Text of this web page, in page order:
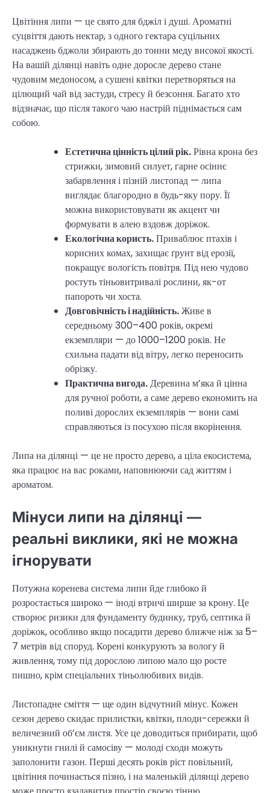
Цвітіння липи — це свято для бджіл і душі. Ароматні
суцвіття дають нектар, з одного гектара суцільних
насаджень бджоли збирають до тонни меду високої якості.
На вашій ділянці навіть одне доросле дерево стане
чудовим медоносом, а сушені квітки перетворяться на
цілющий чай від застуди, стресу й безсоння. Багато хто
відзначає, що після такого чаю настрій піднімається сам
собою.
Естетична цінність цілий рік.Рівна крона без
стрижки, зимовий силует, гарне осіннє
забарвлення і пізній листопад — липа
виглядає благородно в будь-яку пору. Її
можна використовувати як акцент чи
формувати в алею вздовж доріжок.
Екологічна користь.Приваблює птахів і
корисних комах, захищає ґрунт від ерозії,
покращує вологість повітря. Під нею чудово
ростуть тіньовитривалі рослини, як-от
папороть чи хоста.
Довговічність і надійність.Живе в
середньому 300–400 років, окремі
екземпляри — до 1000–1200 років. Не
схильна падати від вітру, легко переносить
обрізку.
Практична вигода.Деревина м’яка й цінна
для ручної роботи, а саме дерево економить на
поливі дорослих екземплярів — вони самі
справляються із посухою після вкорінення.
Липа на ділянці — це не просто дерево, а ціла екосистема,
яка працює на вас роками, наповнюючи сад життям і
ароматом.
Мінуси липи на ділянці —
реальні виклики, які не можна
ігнорувати
Потужна коренева система липи йде глибоко й
розростається широко — іноді втричі ширше за крону. Це
створює ризики для фундаменту будинку, труб, септика й
доріжок, особливо якщо посадити дерево ближче ніж за 5–
7 метрів від споруд. Корені конкурують за вологу й
живлення, тому під дорослою липою мало що росте
пишно, крім спеціальних тіньолюбивих видів.
Листопадне сміття — ще один відчутний мінус. Кожен
сезон дерево скидає прилистки, квітки, плоди-сережки й
величезний об’єм листя. Усе це доводиться прибирати, щоб
уникнути гнилі й самосіву — молоді сходи можуть
заполонити газон. Перші десять років ріст повільний,
цвітіння починається пізно, і на маленькій ділянці дерево